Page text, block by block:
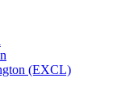
(EXCL)